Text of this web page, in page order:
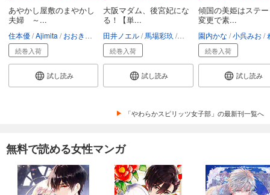
あやかし屋敷のまやかし
夫婦 ～...
住本優 Ajimita おおきぼん太
続巻入荷
試し読み
大阪マダム、後宮妃にな
る！【単...
田井ノエル 馬場彩玖 カズアキ
続巻入荷
試し読み
傾国の美姫はステ
変更で素...
園内かな 小呉みお
続巻入荷
試し読み
「やわらかスピリッツ女子部」の最新刊一覧へ
無料で読める女性マンガ